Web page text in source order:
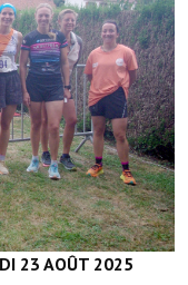
23 AOÛT 2025